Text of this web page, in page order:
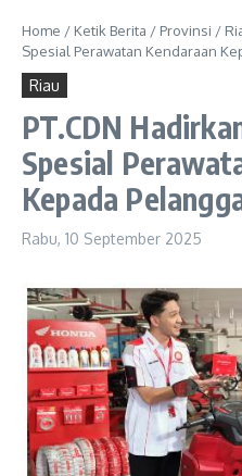
Home / Ketik Berita / Provinsi /
Spesial Perawatan Kendaraan
Riau
PT.CDN
Spesial
Kepada
Rabu, 10 September 2025